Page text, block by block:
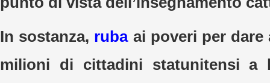
In sostanza, ruba ai poveri per dare
milioni di cittadini statunitensi a